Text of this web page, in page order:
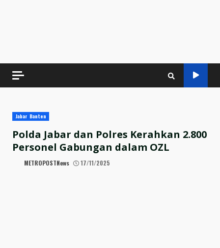
Jabar Banten
Polda Jabar dan Polres Kerahkan 2.800
Personel Gabungan dalam OZL
METROPOSTNews 17/11/2025